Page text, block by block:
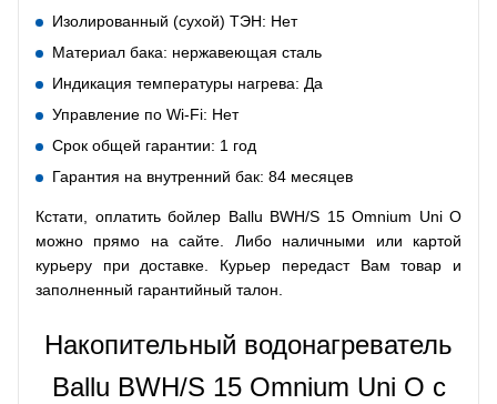
Изолированный (сухой) ТЭН: Нет
Материал бака: нержавеющая сталь
Индикация температуры нагрева: Да
Управление по Wi-Fi: Нет
Срок общей гарантии: 1 год
Гарантия на внутренний бак: 84 месяцев
Кстати, оплатить бойлер Ballu BWH/S 15 Omnium Uni O
можно прямо на сайте. Либо наличными или картой
курьеру при доставке. Курьер передаст Вам товар и
заполненный гарантийный талон.
Накопительный водонагреватель
Ballu BWH/S 15 Omnium Uni O с